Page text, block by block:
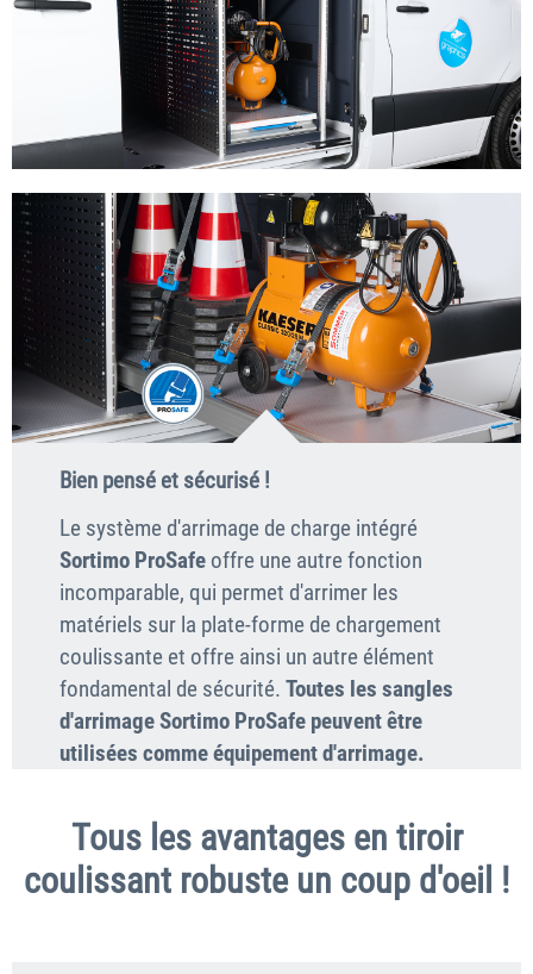
Bien pensé et sécurisé !
Le système d'arrimage de charge intégré
Sortimo ProSafe offre une autre fonction
incomparable, qui permet d'arrimer les
matériels sur la plate-forme de chargement
coulissante et offre ainsi un autre élément
fondamental de sécurité. Toutes les sangles
d'arrimage Sortimo ProSafe peuvent être
utilisées comme équipement d'arrimage.​​​​​​​
Tous les avantages en tiroir
coulissant robuste un coup d'oeil !